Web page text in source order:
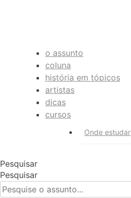
o assunto
coluna
história em tópicos
artistas
dicas
cursos
Onde estudar
Pesquisar
Pesquisar